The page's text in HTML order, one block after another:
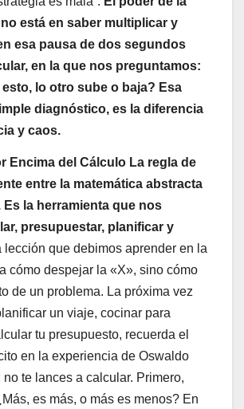
está en saber multiplicar y
esa pausa de dos segundos
en la que nos preguntamos:
lo otro sube o baja? Esa
diagnóstico, es la diferencia
y caos.
Encima del Cálculo La regla de
entre la matemática abstracta
Es la herramienta que nos
presupuestar, planificar y
lección que debimos aprender en la
cómo despejar la «X», sino cómo
de un problema. La próxima vez
un viaje, cocinar para
tu presupuesto, recuerda el
en la experiencia de Oswaldo
no te lances a calcular. Primero,
es más, o más es menos? En